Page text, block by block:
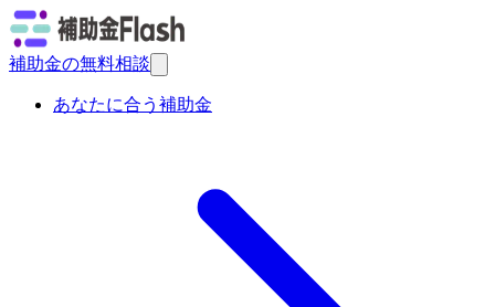
補助金の無料相談
あなたに合う補助金